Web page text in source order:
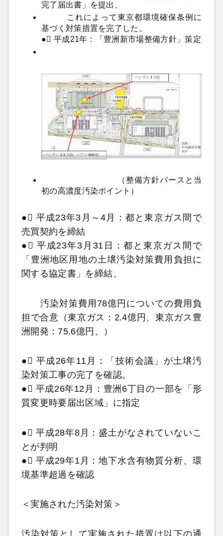
完了届出書」を提出、
これによって東京都環境確保条例に
基づく対策措置を完了した。
● 平成21年：「豊洲新市場整備方針」策定
（整備方針パースと当
初の高濃度汚染ポイント）
●  平成23年3月～4月：都と東京ガス間で
売買契約を締結
●  平成23年3月31日：都と東京ガス間で
「豊洲地区用地の土壌汚染対策費用負担に
関する協定書」を締結、
汚染対策費用78億円についての費用負
担で合意（東京ガス：2.4億円、東京ガス豊
洲開発：75.6億円、）
●  平成26年11月：「技術会議」が土壌汚
染対策工事の完了を確認。
●  平成26年12月：豊洲6丁目の一部を「形
質変更時要届出区域」に指定
● 平成28年8月：盛土がなされていないこ
とが判明
● 平成29年1月：地下水含有物質分析、環
境基準超過を確認
＜実施された汚染対策＞
汚染対策として実施された措置は以下の通